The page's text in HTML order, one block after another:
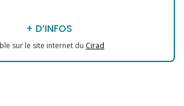
+ D’INFOS
sur le site internet du Cirad